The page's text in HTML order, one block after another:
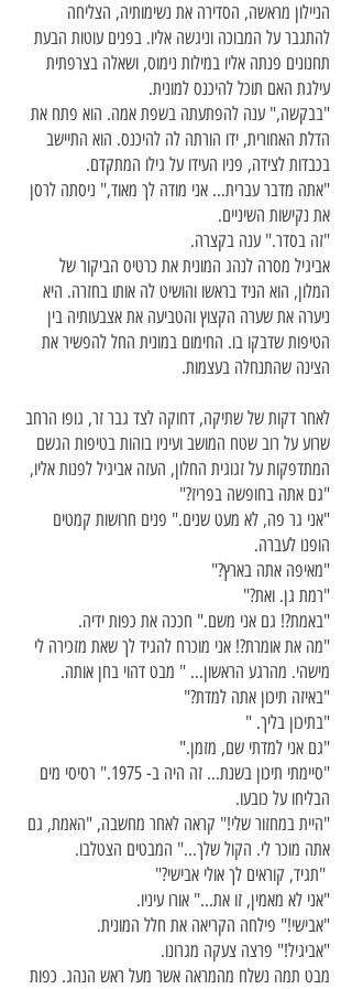
הניילון מראשה, הסדירה את נשימותיה, הצליחה
להתגבר על המבוכה וניגשה אליו. בפנים עוטות הבעת
תחנונים פנתה אליו במילות נימוס, ושאלה בצרפתית
עילגת האם תוכל להיכנס למונית.
"בבקשה," ענה להפתעתה בשפת אמה. הוא פתח את
הדלת האחורית, ידו הורתה לה להיכנס. הוא התיישב
בכבדות לצידה, פניו העידו על גילו המתקדם.
"אתה מדבר עברית... אני מודה לך מאוד," ניסתה לרסן
את נקישות השיניים.
"זה בסדר." ענה בקצרה.
אביגיל מסרה לנהג המונית את כרטיס הביקור של
המלון, הוא הניד בראשו והושיט לה אותו בחזרה. היא
ניערה את שערה הקצוץ והטביעה את אצבעותיה בין
הטיפות שדבקו בו. החימום במונית החל להפשיר את
הצינה שהתנחלה בעצמות.
לאחר דקות של שתיקה, דחוקה לצד גבר זר, גופו הרחב
שרוע על רוב שטח המושב ועיניו בוהות בטיפות הגשם
המתדפקות על זגוגית החלון, העזה אביגיל לפנות אליו,
"גם אתה בחופשה בפריז?"
"אני גר פה, לא מעט שנים." פנים חרושות קמטים
הופנו לעברה.
"מאיפה אתה בארץ?"
"רמת גן. ואת?"
"באמת?! גם אני משם." חככה את כפות ידיה.
"מה את אומרת?! אני מוכרח להגיד לך שאת מזכירה לי
מישהי. מהרגע הראשון... " מבט דהוי בחן אותה.
"באיזה תיכון אתה למדת?"
"בתיכון בליך. "
"גם אני למדתי שם, מזמן."
"סיימתי תיכון בשנת... זה היה ב- 1975." רסיסי מים
הבליחו על כובעו.
"היית במחזור שלי!" קראה לאחר מחשבה, "האמת, גם
אתה מוכר לי. הקול שלך..." המבטים הצטלבו.
"תגיד, קוראים לך אולי אבישי?"
"אני לא מאמין, זו את..." אורו עיניו.
"אבישי!" פילחה הקריאה את חלל המונית.
"אביגיל!" פרצה צעקה מגרונו.
מבט תמה נשלח מהמראה אשר מעל ראש הנהג. כפות